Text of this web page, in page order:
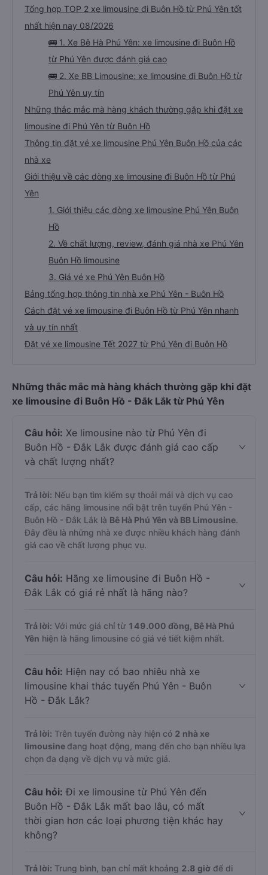
Tổng hợp TOP 2 xe limousine đi Buôn Hồ từ Phú Yên tốt
nhất hiện nay 08/2026
🚌 1. Xe Bê Hà Phú Yên: xe limousine đi Buôn Hồ
từ Phú Yên được đánh giá cao
🚌 2. Xe BB Limousine: xe limousine đi Buôn Hồ từ
Phú Yên uy tín
Những thắc mắc mà hàng khách thường gặp khi đặt xe
limousine đi Phú Yên từ Buôn Hồ
Thông tin đặt vé xe limousine Phú Yên Buôn Hồ của các
nhà xe
Giới thiệu về các dòng xe limousine đi Buôn Hồ từ Phú
Yên
1. Giới thiệu các dòng xe limousine Phú Yên Buôn
Hồ
2. Về chất lượng, review, đánh giá nhà xe Phú Yên
Buôn Hồ limousine
3. Giá vé xe Phú Yên Buôn Hồ
Bảng tổng hợp thông tin nhà xe Phú Yên - Buôn Hồ
Cách đặt vé xe limousine đi Buôn Hồ từ Phú Yên nhanh
và uy tín nhất
Đặt vé xe limousine Tết 2027 từ Phú Yên đi Buôn Hồ
Những thắc mắc mà hàng khách thường gặp khi đặt
xe limousine đi Buôn Hồ - Đắk Lắk từ Phú Yên
Câu hỏi: Xe limousine nào từ Phú Yên đi
Buôn Hồ - Đắk Lắk được đánh giá cao cấp
và chất lượng nhất?
Trả lời: Nếu bạn tìm kiếm sự thoải mái và dịch vụ cao
cấp, các hãng limousine nổi bật trên tuyến Phú Yên -
Buôn Hồ - Đắk Lắk là Bê Hà Phú Yên và BB Limousine.
Đây đều là những nhà xe được nhiều khách hàng đánh
giá cao về chất lượng phục vụ.
Câu hỏi: Hãng xe limousine đi Buôn Hồ -
Đắk Lắk có giá rẻ nhất là hãng nào?
Trả lời: Với mức giá chỉ từ 149.000 đồng, Bê Hà Phú
Yên hiện là hãng limousine có giá vé tiết kiệm nhất.
Câu hỏi: Hiện nay có bao nhiêu nhà xe
limousine khai thác tuyến Phú Yên - Buôn
Hồ - Đắk Lắk?
Trả lời: Trên tuyến đường này hiện có 2 nhà xe
limousine đang hoạt động, mang đến cho bạn nhiều lựa
chọn đa dạng về dịch vụ và mức giá.
Câu hỏi: Đi xe limousine từ Phú Yên đến
Buôn Hồ - Đắk Lắk mất bao lâu, có mất
thời gian hơn các loại phương tiện khác hay
không?
Trả lời: Trung bình, bạn chỉ mất khoảng 2.8 giờ để di